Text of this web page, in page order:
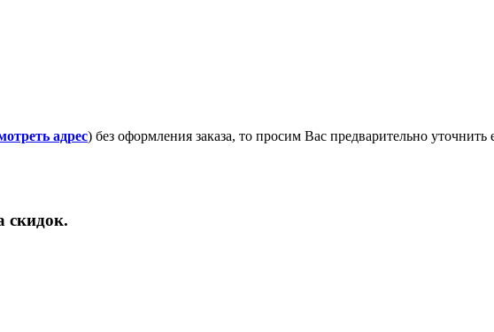
адрес) без оформления заказа, то просим Вас предварительно
скидок.